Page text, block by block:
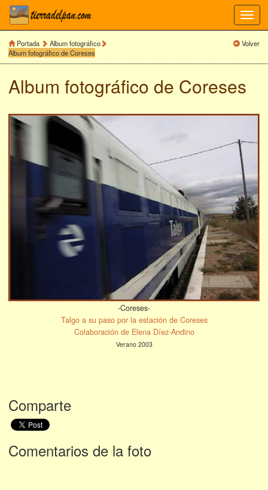
Portada
Album fotográfico
Album fotográfico de Coreses
Volver
Album fotográfico de Coreses
-Coreses-
Talgo a su paso por la estación de Coreses
Colaboración de Elena Díez-Andino
Verano 2003
Comparte
Comentarios de la foto